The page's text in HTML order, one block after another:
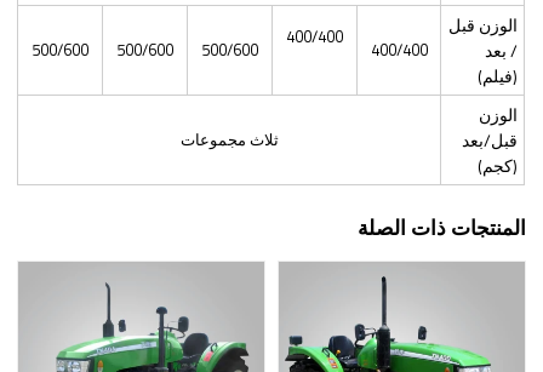
الوزن قبل
/ بعد
(فيلم)
400/400
400/400
500/600
500/600
500/600
الوزن
قبل/بعد
(كجم)
ثلاث مجموعات
المنتجات ذات الصلة